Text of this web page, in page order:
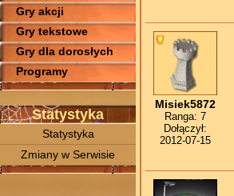
Gry akcji
Gry tekstowe
Gry dla dorosłych
Programy
Statystyka
Statystyka
Zmiany w Serwisie
Misiek5872
Ranga: 7
Dołączył:
2012-07-15